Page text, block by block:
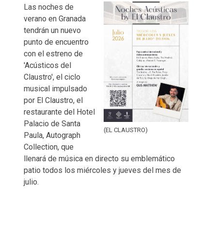
(EL CLAUSTRO)
Las noches de
verano en Granada
tendrán un nuevo
punto de encuentro
con el estreno de
'Acústicos del
Claustro', el ciclo
musical impulsado
por El Claustro, el
restaurante del Hotel
Palacio de Santa
Paula, Autograph
Collection, que
llenará de música en directo su emblemático
patio todos los miércoles y jueves del mes de
julio.